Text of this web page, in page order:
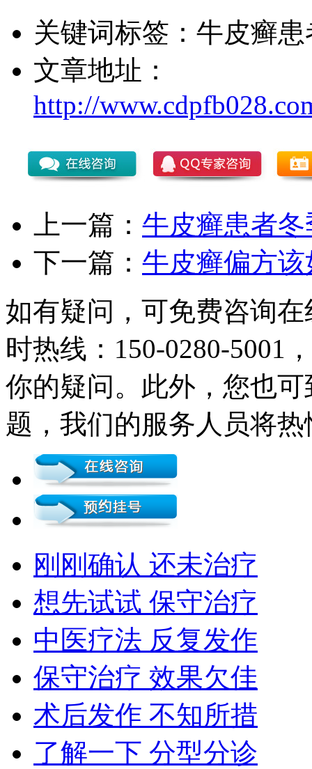
关键词标签： 牛皮癣
文章地址：
http://
上一篇： 牛皮癣患者
下一篇： 牛皮癣偏方
如有疑问，可免费咨询
时热线：150-0280-5001
你的疑问。此外，您也
题，我们的服务人员将
刚刚确认 还未治疗
想先试试 保守治疗
中医疗法 反复发作
保守治疗 效果欠佳
术后发作 不知所措
了解一下 分型分诊